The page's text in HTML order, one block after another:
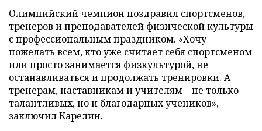
Олимпийский чемпион поздравил спортсменов,
тренеров и преподавателей физической культуры
с профессиональным праздником. «Хочу
пожелать всем, кто уже считает себя спортсменом
или просто занимается физкультурой, не
останавливаться и продолжать тренировки. А
тренерам, наставникам и учителям – не только
талантливых, но и благодарных учеников», –
заключил Карелин.